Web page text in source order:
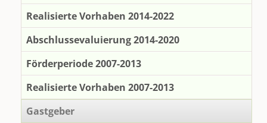
Realisierte Vorhaben 2014-2022
Abschlussevaluierung 2014-2020
Förderperiode 2007-2013
Realisierte Vorhaben 2007-2013
Gastgeber